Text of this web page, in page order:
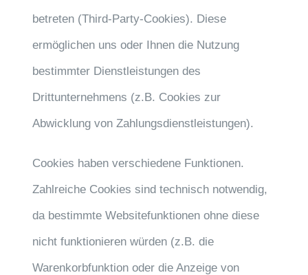
betreten (Third-Party-Cookies). Diese
ermöglichen uns oder Ihnen die Nutzung
bestimmter Dienstleistungen des
Drittunternehmens (z.B. Cookies zur
Abwicklung von Zahlungsdienstleistungen).
Cookies haben verschiedene Funktionen.
Zahlreiche Cookies sind technisch notwendig,
da bestimmte Websitefunktionen ohne diese
nicht funktionieren würden (z.B. die
Warenkorbfunktion oder die Anzeige von